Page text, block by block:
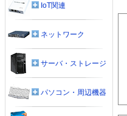
IoT関連
ネットワーク
サーバ・ストレージ
パソコン・周辺機器